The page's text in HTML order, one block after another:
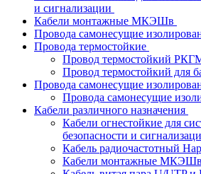
и сигнализации
Кабели монтажные МКЭШв
Провода самонесущие
Провода термостойкие
Провод термостойкий
Провод термостойкий для
Провода самонесущие
Провода самонесущие
Кабели различного назначения
Кабели огнестойкие для
безопасности и
Кабель радиочастотный
Кабели монтажные МКЭШв